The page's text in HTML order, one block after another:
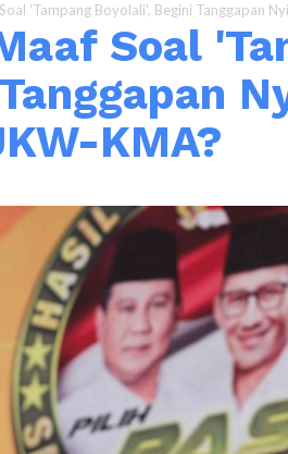
'Tampang Boyolali', Begini Tanggapan Nyinyir
Soal
KMA?